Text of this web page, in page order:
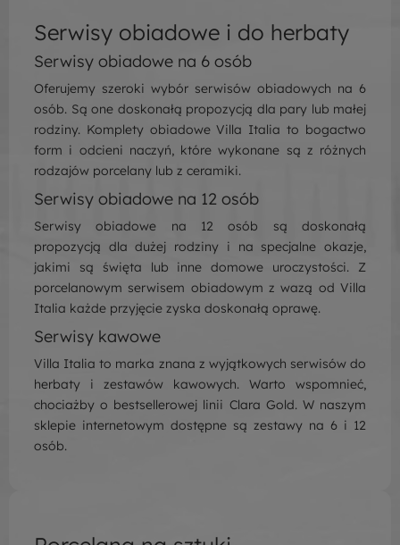
Serwisy obiadowe i do herbaty
Serwisy obiadowe na 6 osób
Oferujemy szeroki wybór serwisów obiadowych na 6
osób. Są one doskonałą propozycją dla pary lub małej
rodziny. Komplety obiadowe Villa Italia to bogactwo
form i odcieni naczyń, które wykonane są z różnych
rodzajów porcelany lub z ceramiki.
Serwisy obiadowe na 12 osób
Serwisy obiadowe na 12 osób są doskonałą
propozycją dla dużej rodziny i na specjalne okazje,
jakimi są święta lub inne domowe uroczystości. Z
porcelanowym serwisem obiadowym z wazą od Villa
Italia każde przyjęcie zyska doskonałą oprawę.
Serwisy kawowe
Villa Italia to marka znana z wyjątkowych serwisów do
herbaty i zestawów kawowych. Warto wspomnieć,
chociażby o bestsellerowej linii Clara Gold. W naszym
sklepie internetowym dostępne są zestawy na 6 i 12
osób.